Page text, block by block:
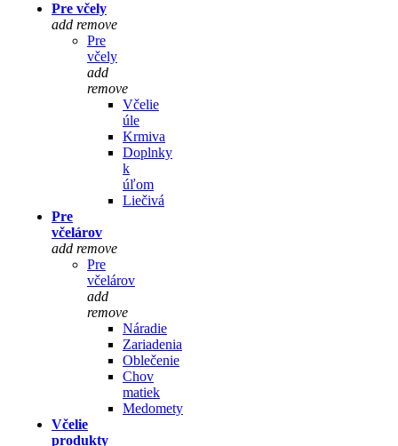
Pre včely
add remove
Pre
včely
add
remove
Včelie
úle
Krmiva
Doplnky
k
úľom
Liečivá
Pre
včelárov
add remove
Pre
včelárov
add
remove
Náradie
Zariadenia
Oblečenie
Chov
matiek
Medomety
Včelie
produkty